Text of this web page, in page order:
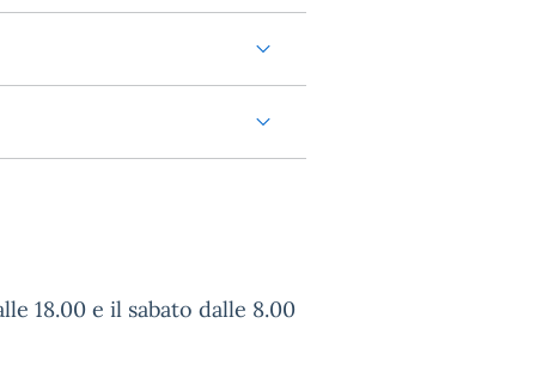
18.00 e il sabato dalle 8.00